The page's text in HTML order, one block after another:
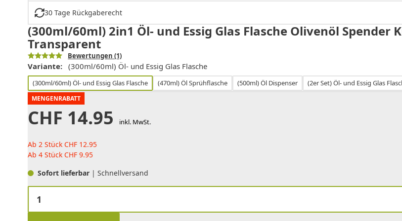
30 Tage Rückgaberecht
(300ml/60ml) 2in1 Öl- und Essig Glas Flasche Olivenöl Spender
Transparent
Bewertungen (1)
Variante: (300ml/60ml) Öl- und Essig Glas Flasche
(300ml/60ml) Öl- und Essig Glas Flasche (470ml) Öl Sprühflasche (500ml) Öl Dispenser (2er Set) Öl- und Essig Glas
MENGENRABATT
CHF 14.95 inkl. MwSt.
Ab 2 Stück CHF 12.95
Ab 4 Stück CHF 9.95
Sofort lieferbar | Schnellversand